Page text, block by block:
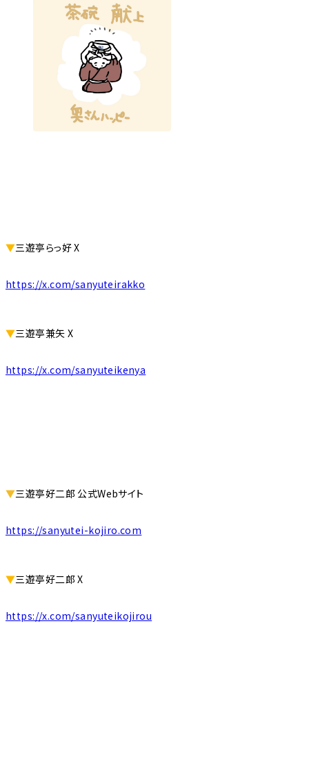
▼三遊亭らっ好 X
https://x.com/sanyuteirakko
▼三遊亭兼矢 X
https://x.com/sanyuteikenya
▼三遊亭好二郎 公式Webサイト
https://sanyutei-kojiro.com
▼三遊亭好二郎 X
https://x.com/sanyuteikojirou